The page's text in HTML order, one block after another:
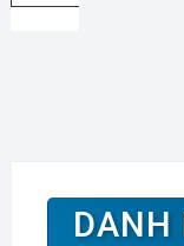
DANH